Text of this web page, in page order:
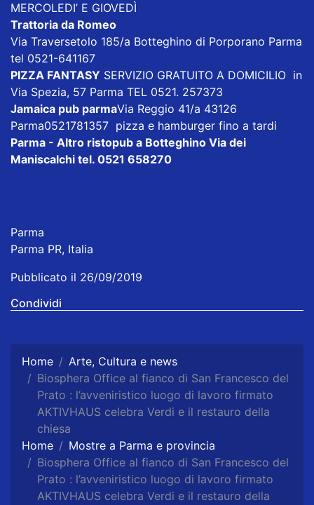
MERCOLEDI’ E GIOVEDÌ
Trattoria da Romeo
Via Traversetolo 185/a Botteghino di Porporano Parma
tel 0521-641167
PIZZA FANTASY SERVIZIO GRATUITO A DOMICILIO in
Via Spezia, 57 Parma TEL 0521. 257373
Jamaica pub parmaVia Reggio 41/a 43126
Parma0521781357 pizza e hamburger fino a tardi
Parma - Altro ristopub a Botteghino Via dei
Maniscalchi tel. 0521 658270
Parma
Parma PR, Italia
Pubblicato il 26/09/2019
Condividi
Home
Arte, Cultura e news
Biosphera Office al fianco di San Francesco del
Prato : l’avveniristico luogo di lavoro firmato
AKTIVHAUS celebra Verdi e il restauro della
chiesa
Home
Mostre a Parma e provincia
Biosphera Office al fianco di San Francesco del
Prato : l’avveniristico luogo di lavoro firmato
AKTIVHAUS celebra Verdi e il restauro della